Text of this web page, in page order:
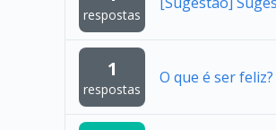
respostas
1
respostas
O que é ser feliz?